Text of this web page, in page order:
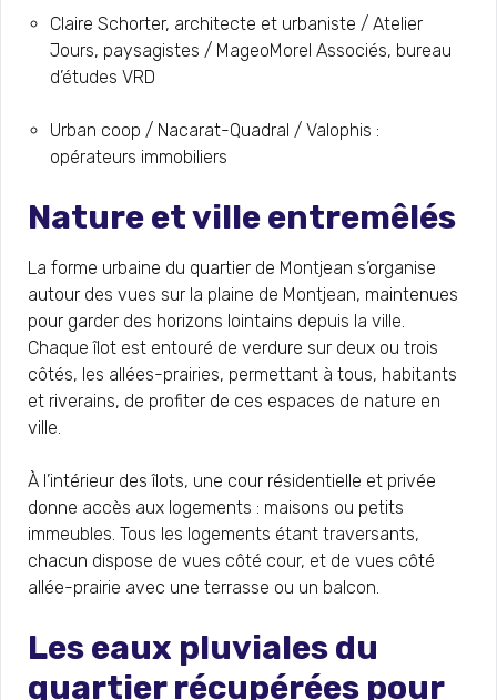
Claire Schorter, architecte et urbaniste / Atelier
Jours, paysagistes / MageoMorel Associés, bureau
d’études VRD
Urban coop / Nacarat-Quadral / Valophis :
opérateurs immobiliers
Nature et ville entremêlés
La forme urbaine du quartier de Montjean s’organise
autour des vues sur la plaine de Montjean, maintenues
pour garder des horizons lointains depuis la ville.
Chaque îlot est entouré de verdure sur deux ou trois
côtés, les allées-prairies, permettant à tous, habitants
et riverains, de profiter de ces espaces de nature en
ville.
À l’intérieur des îlots, une cour résidentielle et privée
donne accès aux logements : maisons ou petits
immeubles. Tous les logements étant traversants,
chacun dispose de vues côté cour, et de vues côté
allée-prairie avec une terrasse ou un balcon.
Les eaux pluviales du
quartier récupérées pour